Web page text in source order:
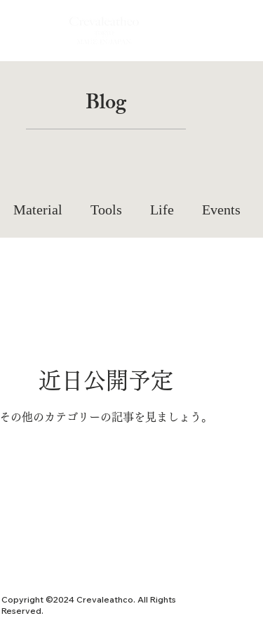
Blog
Material Tools Life Events
近日公開予定
その他のカテゴリーの記事を見ましょう。
Copyright ©︎2024 Crevaleathco. All Rights
Reserved.